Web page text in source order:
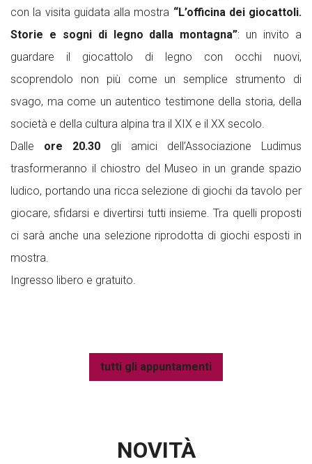
con la visita guidata alla mostra “L’officina dei giocattoli.
Storie e sogni di legno dalla montagna”: un invito a
guardare il giocattolo di legno con occhi nuovi,
scoprendolo non più come un semplice strumento di
svago, ma come un autentico testimone della storia, della
società e della cultura alpina tra il XIX e il XX secolo.
Dalle ore 20.30 gli amici dell’Associazione Ludimus
trasformeranno il chiostro del Museo in un grande spazio
ludico, portando una ricca selezione di giochi da tavolo per
giocare, sfidarsi e divertirsi tutti insieme. Tra quelli proposti
ci sarà anche una selezione riprodotta di giochi esposti in
mostra.
Ingresso libero e gratuito.
tutti gli appuntamenti
NOVITÀ